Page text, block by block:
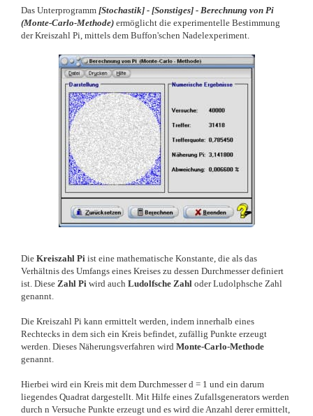
Das Unterprogramm [Stochastik] - [Sonstiges] - Berechnung von Pi
(Monte-Carlo-Methode) ermöglicht die experimentelle Bestimmung
der Kreiszahl Pi, mittels dem Buffon'schen Nadelexperiment.
Die Kreiszahl Pi ist eine mathematische Konstante, die als das
Verhältnis des Umfangs eines Kreises zu dessen Durchmesser definiert
ist. Diese Zahl Pi wird auch Ludolfsche Zahl oder Ludolphsche Zahl
genannt.
Die Kreiszahl Pi kann ermittelt werden, indem innerhalb eines
Rechtecks in dem sich ein Kreis befindet, zufällig Punkte erzeugt
werden. Dieses Näherungsverfahren wird Monte-Carlo-Methode
genannt.
Hierbei wird ein Kreis mit dem Durchmesser d = 1 und ein darum
liegendes Quadrat dargestellt. Mit Hilfe eines Zufallsgenerators werden
durch n Versuche Punkte erzeugt und es wird die Anzahl derer ermittelt,